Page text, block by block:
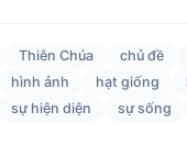
Thiên Chúa chủ đề
hình ảnh hạt giống
sự hiện diện sự sống